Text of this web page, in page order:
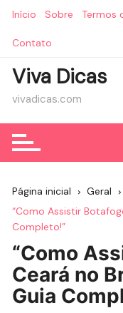
Início Sobre Termos
Contato
Viva Dicas
vivadicas.com
Página inicial
Geral
“Como Assistir
Completo!”
“Como
Ceará no
Guia